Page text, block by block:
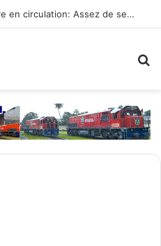
[ÉDITO]- Casque obligatoire en circulation: Assez de sensibilisation, place à la fermeté !